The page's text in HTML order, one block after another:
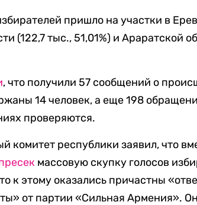
пришло на участки в
(122,7 тыс., 51,01%) и Араратской
, что получили 57 сообщений о
14 человек, а еще 198
проверяются.
комитет республики заявил, что
массовую скупку голосов
к этому оказались причастны
от партии «Сильная Армения».